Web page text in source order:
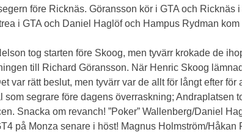
före Ricknäs. Göransson kör i GTA och Ricknäs
i GTA och Daniel Haglöf och Hampus Rydman
tog starten före Skoog, men tyvärr krokade de
till Richard Göransson. När Henric Skoog
var rätt beslut, men tyvärr var de allt för långt efter
segrare före dagens överraskning; Andraplatsen
Snacka om revanch! ”Poker” Wallenberg/Daniel
på Monza senare i höst! Magnus Holmström/Håkan